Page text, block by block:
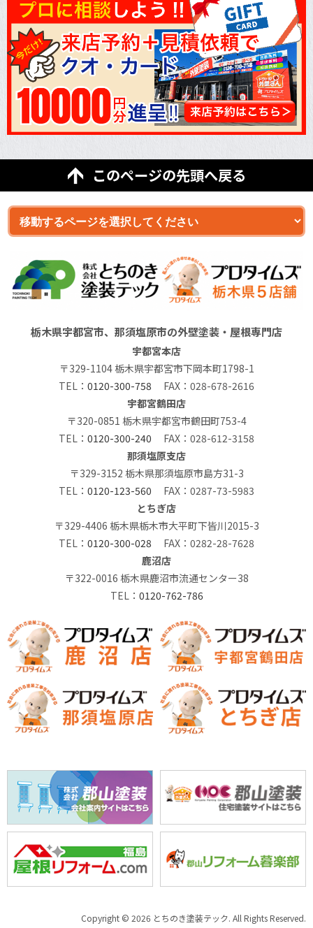
このページの先頭へ戻る
栃木県宇都宮市、那須塩原市の外壁塗装・屋根専門店
宇都宮本店
〒329-1104 栃木県宇都宮市下岡本町1798-1
TEL： 0120-300-758 FAX：028-678-2616
宇都宮鶴田店
〒320-0851 栃木県宇都宮市鶴田町753-4
TEL： 0120-300-240 FAX：028-612-3158
那須塩原支店
〒329-3152 栃木県那須塩原市島方31-3
TEL： 0120-123-560 FAX：0287-73-5983
とちぎ店
〒329-4406 栃木県栃木市大平町下皆川2015-3
TEL： 0120-300-028 FAX：0282-28-7628
鹿沼店
〒322-0016 栃木県鹿沼市流通センター38
TEL： 0120-762-786
Copyright © 2026 とちのき塗装テック. All Rights Reserved.